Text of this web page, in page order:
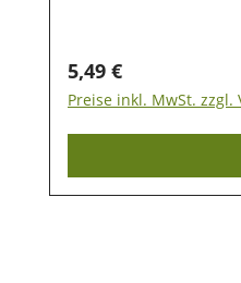
Regulärer Preis:
5,49 €
Preise inkl. MwSt. zzgl.